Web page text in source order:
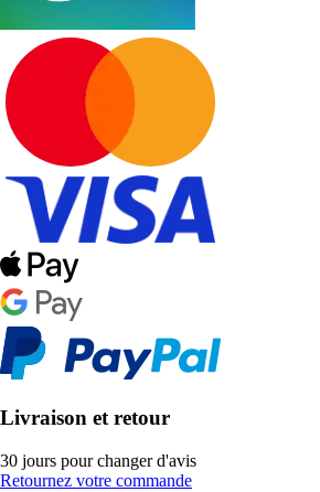
Livraison et retour
30 jours pour changer d'avis
Retournez votre commande